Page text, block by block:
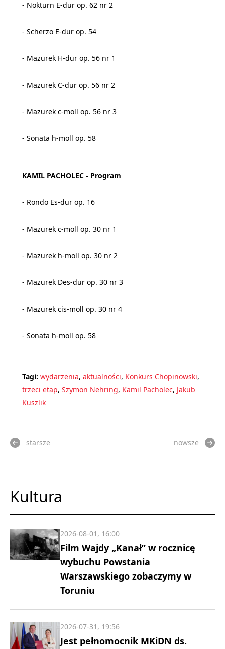
- Nokturn E-dur op. 62 nr 2
- Scherzo E-dur op. 54
- Mazurek H-dur op. 56 nr 1
- Mazurek C-dur op. 56 nr 2
- Mazurek c-moll op. 56 nr 3
- Sonata h-moll op. 58
KAMIL PACHOLEC - Program
- Rondo Es-dur op. 16
- Mazurek c-moll op. 30 nr 1
- Mazurek h-moll op. 30 nr 2
- Mazurek Des-dur op. 30 nr 3
- Mazurek cis-moll op. 30 nr 4
- Sonata h-moll op. 58
Tagi: wydarzenia, aktualności, Konkurs Chopinowski,
trzeci etap, Szymon Nehring, Kamil Pacholec, Jakub
Kuszlik
starsze nowsze
Kultura
Film Wajdy „Kanał” w rocznicę
wybuchu Powstania
Warszawskiego zobaczymy w
Toruniu
2026-08-01, 16:00
Jest pełnomocnik MKiDN ds.
2026-07-31, 19:56